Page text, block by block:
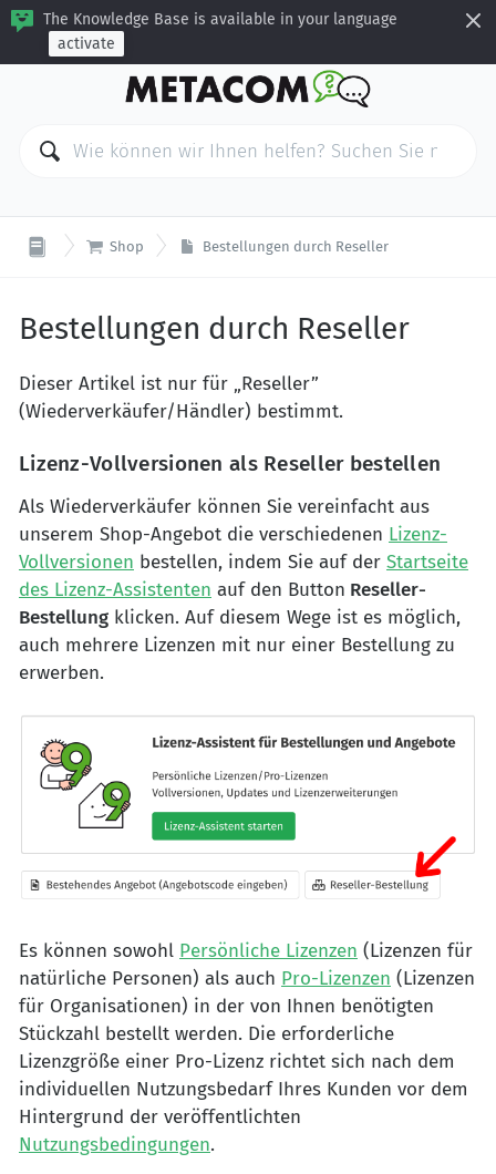
The Knowledge Base is available in your language
activate
 Shop Bestellungen durch Reseller
Bestellungen durch Reseller
Dieser Artikel ist nur für „Reseller”
(Wiederverkäufer/Händler) bestimmt.
Lizenz-Vollversionen als Reseller bestellen
Als Wiederverkäufer können Sie vereinfacht aus
unserem Shop-Angebot die verschiedenen Lizenz-
Vollversionen bestellen, indem Sie auf der Startseite
des Lizenz-Assistenten auf den Button Reseller-
Bestellung klicken. Auf diesem Wege ist es möglich,
auch mehrere Lizenzen mit nur einer Bestellung zu
erwerben.
Es können sowohl Persönliche Lizenzen (Lizenzen für
natürliche Personen) als auch Pro-Lizenzen (Lizenzen
für Organisationen) in der von Ihnen benötigten
Stückzahl bestellt werden. Die erforderliche
Lizenzgröße einer Pro-Lizenz richtet sich nach dem
individuellen Nutzungsbedarf Ihres Kunden vor dem
Hintergrund der veröffentlichten
Nutzungsbedingungen.